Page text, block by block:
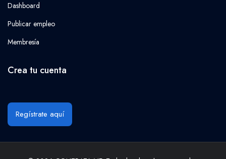
Dashboard
Publicar empleo
Membresía
Crea tu cuenta
Regístrate aquí